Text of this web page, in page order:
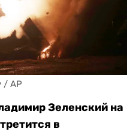
/ AP
Зеленский на
в